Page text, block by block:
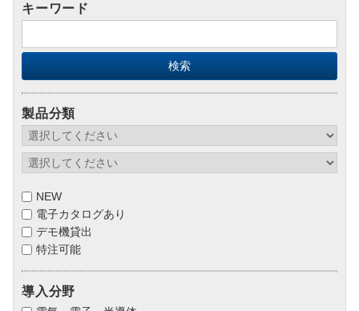
キーワード
製品分類
NEW
電子カタログあり
デモ機貸出
特注可能
導入分野